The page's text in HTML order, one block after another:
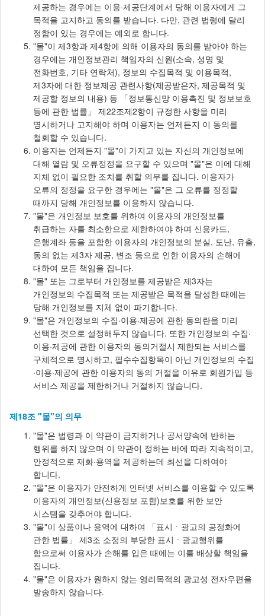
제공하는 경우에는 이용·제공단계에서 당해 이용자에게 그
목적을 고지하고 동의를 받습니다. 다만, 관련 법령에 달리
정함이 있는 경우에는 예외로 합니다.
"몰"이 제3항과 제4항에 의해 이용자의 동의를 받아야 하는
경우에는 개인정보관리 책임자의 신원(소속, 성명 및
전화번호, 기타 연락처), 정보의 수집목적 및 이용목적,
제3자에 대한 정보제공 관련사항(제공받은자, 제공목적 및
제공할 정보의 내용) 등 「정보통신망 이용촉진 및 정보보호
등에 관한 법률」 제22조제2항이 규정한 사항을 미리
명시하거나 고지해야 하며 이용자는 언제든지 이 동의를
철회할 수 있습니다.
이용자는 언제든지 "몰"이 가지고 있는 자신의 개인정보에
대해 열람 및 오류정정을 요구할 수 있으며 "몰"은 이에 대해
지체 없이 필요한 조치를 취할 의무를 집니다. 이용자가
오류의 정정을 요구한 경우에는 "몰"은 그 오류를 정정할
때까지 당해 개인정보를 이용하지 않습니다.
"몰"은 개인정보 보호를 위하여 이용자의 개인정보를
취급하는 자를 최소한으로 제한하여야 하며 신용카드,
은행계좌 등을 포함한 이용자의 개인정보의 분실, 도난, 유출,
동의 없는 제3자 제공, 변조 등으로 인한 이용자의 손해에
대하여 모든 책임을 집니다.
"몰" 또는 그로부터 개인정보를 제공받은 제3자는
개인정보의 수집목적 또는 제공받은 목적을 달성한 때에는
당해 개인정보를 지체 없이 파기합니다.
"몰"은 개인정보의 수집·이용·제공에 관한 동의란을 미리
선택한 것으로 설정해두지 않습니다. 또한 개인정보의 수집·
이용·제공에 관한 이용자의 동의거절시 제한되는 서비스를
구체적으로 명시하고, 필수수집항목이 아닌 개인정보의 수집
·이용·제공에 관한 이용자의 동의 거절을 이유로 회원가입 등
서비스 제공을 제한하거나 거절하지 않습니다.
제18조 "몰"의 의무
"몰"은 법령과 이 약관이 금지하거나 공서양속에 반하는
행위를 하지 않으며 이 약관이 정하는 바에 따라 지속적이고,
안정적으로 재화·용역을 제공하는데 최선을 다하여야
합니다.
"몰"은 이용자가 안전하게 인터넷 서비스를 이용할 수 있도록
이용자의 개인정보(신용정보 포함)보호를 위한 보안
시스템을 갖추어야 합니다.
"몰"이 상품이나 용역에 대하여 「표시ㆍ광고의 공정화에
관한 법률」 제3조 소정의 부당한 표시ㆍ광고행위를
함으로써 이용자가 손해를 입은 때에는 이를 배상할 책임을
집니다.
"몰"은 이용자가 원하지 않는 영리목적의 광고성 전자우편을
발송하지 않습니다.